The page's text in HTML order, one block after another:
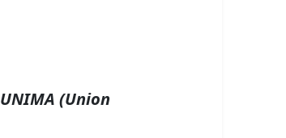
UNIMA (Union